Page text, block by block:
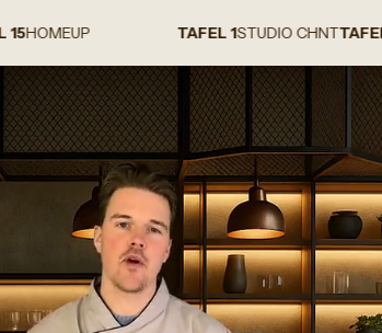
TAFEL 1 STUDIO CHNTTAFEL 2